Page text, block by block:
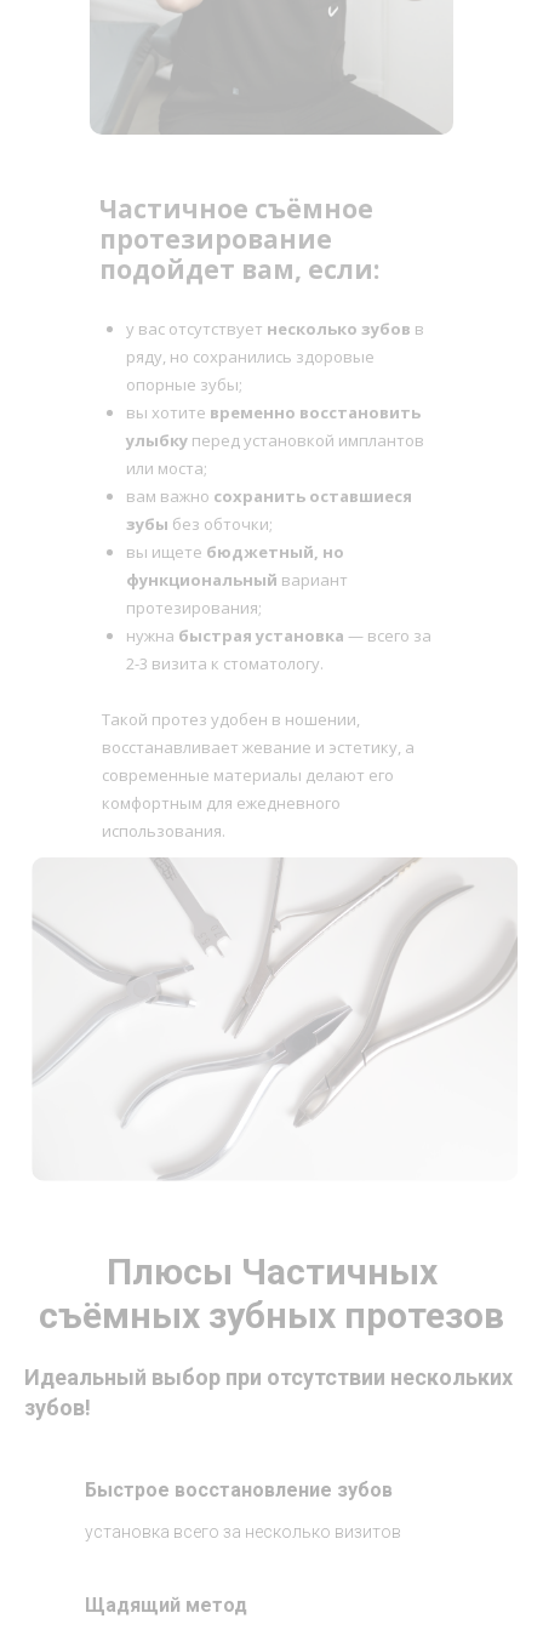
Частичное съёмное
протезирование
подойдет вам, если:
у вас отсутствует несколько зубов в
ряду, но сохранились здоровые
опорные зубы;
вы хотите временно восстановить
улыбку перед установкой имплантов
или моста;
вам важно сохранить оставшиеся
зубы без обточки;
вы ищете бюджетный, но
функциональный вариант
протезирования;
нужна быстрая установка — всего за
2-3 визита к стоматологу.
Такой протез удобен в ношении,
восстанавливает жевание и эстетику, а
современные материалы делают его
комфортным для ежедневного
использования.
Плюсы Частичных
съёмных зубных протезов
Идеальный выбор при отсутствии нескольких
зубов!
Быстрое восстановление зубов
установка всего за несколько визитов
Щадящий метод